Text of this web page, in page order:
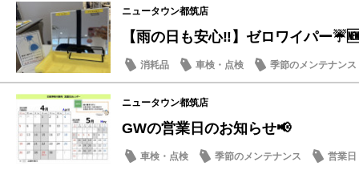
ニュータウン都筑店
【雨の日も安心‼️】ゼロワイパー
消耗品 車検・点検
季節のメンテナンス
営業日・店休日
ニュータウン都筑店
GWの営業日のお知らせ📢
車検・点検 季節のメンテナンス
営業日